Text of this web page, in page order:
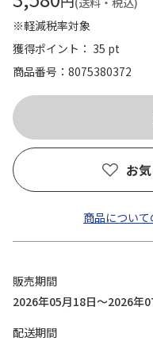
※軽減税率対象
獲得ポイント： 35 pt
商品番号
8075380372
お
商品につい
販売期間
2026年05月18日～2026年
配送期間